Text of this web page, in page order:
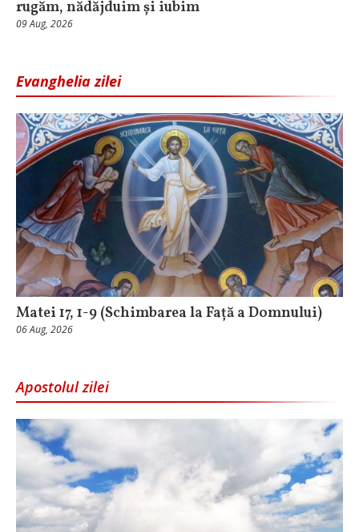
rugăm, nădăjduim și iubim
09 Aug, 2026
Evanghelia zilei
Matei 17, 1-9 (Schimbarea la Față a Domnului)
06 Aug, 2026
Apostolul zilei